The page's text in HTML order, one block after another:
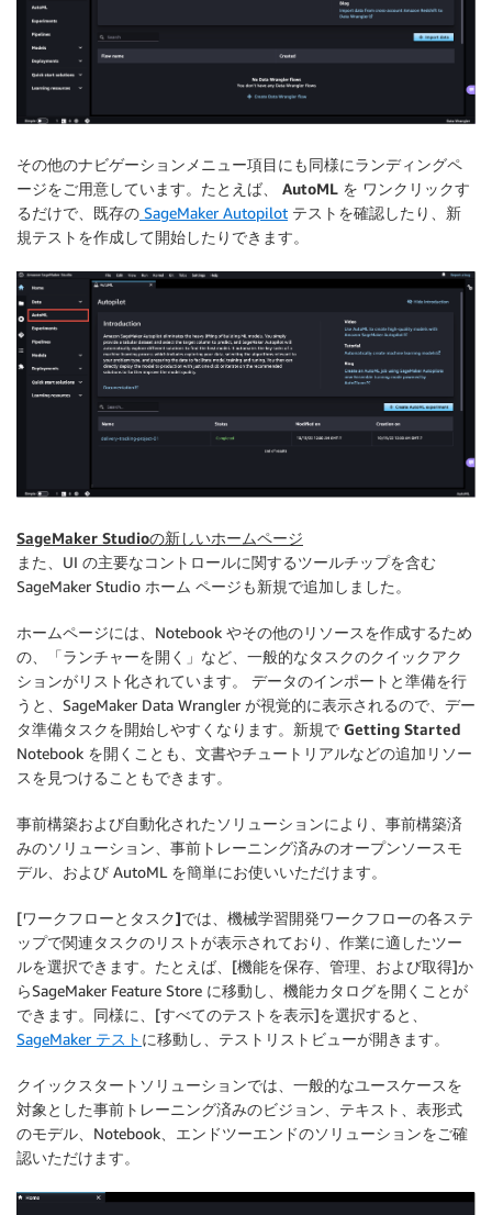
その他のナビゲーションメニュー項目にも同様にランディングペ
ージをご用意しています。たとえば、
AutoML を ワンクリックす
るだけで、既存の SageMaker Autopilot テストを確認したり、新
規テストを作成して開始したりできます。
SageMaker Studioの新しいホームページ
また、UI の主要なコントロールに関するツールチップを含む
SageMaker Studio ホーム ページも新規で追加しました。
ホームページには 、Notebook やその他のリソースを作成するため
の、「ランチャーを開く 」など、 一般的なタスクのクイックアク
ションがリスト化されています。 データのインポートと準備を行
うと
、SageMaker Data Wrangler が視覚的に表示されるので、デー
タ準備タスクを開始しやすくなります。新規で Getting Started
Notebook を開くことも、文書やチュートリアルなどの追加リソー
スを見つけることもできます。
事前構築および自動化されたソリューションにより
、事前構築済
みのソリューション、事前トレーニング済みのオープンソースモ
デル、および AutoML を簡単にお使いいただけます。
[ワークフローとタスク]では、 機械学習開発ワークフローの各ステ
ップで関連タスクのリストが表示されており、作業に適したツー
ルを選択できます。たとえば、[機能を保存、管理、および取得]か
らSageMaker Feature Store に移動し、機能カタログを開くことが
できます。同様に、[すべてのテストを表示]を選択すると、
SageMaker テスト に移動し、テストリストビューが開きます。
クイックスタートソリューションでは、 一般的なユースケースを
対象とした事前トレーニング済みのビジョン、テキスト、表形式
のモデル、Notebook、エンドツーエンドのソリューションをご確
認いただけます。